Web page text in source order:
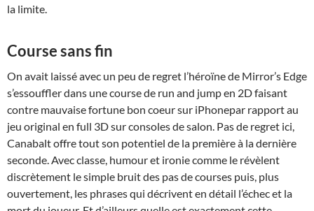
la limite.
Course sans fin
On avait laissé avec un peu de regret l’héroïne de Mirror’s Edge
s’essouffler dans une course de run and jump en 2D faisant
contre mauvaise fortune bon coeur sur iPhonepar rapport au
jeu original en full 3D sur consoles de salon. Pas de regret ici,
Canabalt offre tout son potentiel de la première à la dernière
seconde. Avec classe, humour et ironie comme le révèlent
discrètement le simple bruit des pas de courses puis, plus
ouvertement, les phrases qui décrivent en détail l’échec et la